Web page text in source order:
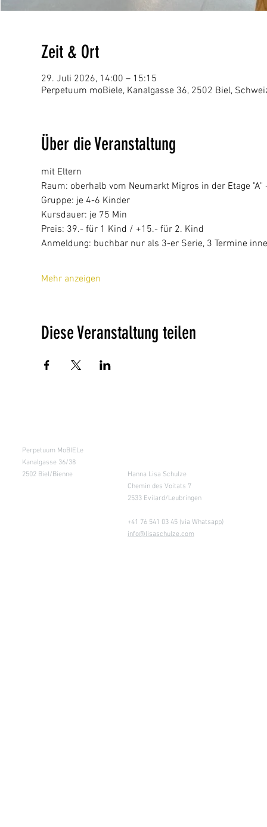
Zeit & Ort
29. Juli 2026, 14:00 – 15:15
Perpetuum moBiele, Kanalgasse 36, 2502 Biel,
Über die Veranstaltung
mit Eltern
Raum: oberhalb vom Neumarkt Migros in der Etage
Gruppe: je 4-6 Kinder
Kursdauer: je 75 Min
Preis: 39.- für 1 Kind / +15.- für 2. Kind
Anmeldung: buchbar nur als 3-er Serie, 3 Termine
Mehr anzeigen
Diese Veranstaltung teilen
Perpetuum MoBIELe
Kanalgasse 36/38
2502 Biel/Bienne
Hanna Lisa Schulze
Chemin des Voitats 7
2533 Evilard/Leubringen
+41 76 541 03 45 (via Whatsapp)
info@lisaschulze.com